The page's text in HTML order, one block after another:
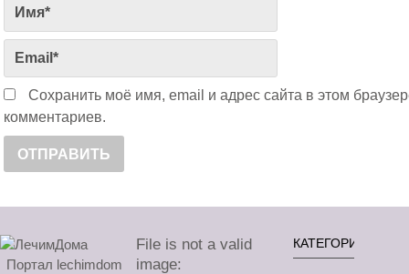
Сохранить моё имя, email и адрес сайта в этом
комментариев.
Портал lechimdoma.com - это онлайн-
File is not a valid
image:
КАТЕГОРИИ